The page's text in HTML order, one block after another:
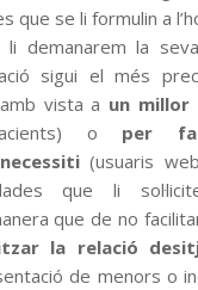
que se li formulin a
demanarem la seva
sigui el més
vista a un millor
o per
(usuaris
que li
que de no
la relació
de menors o